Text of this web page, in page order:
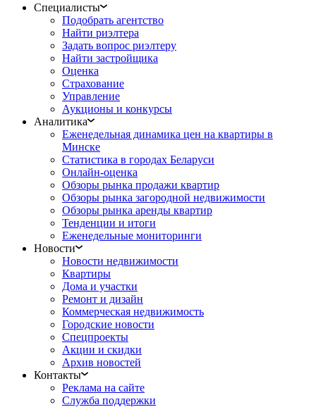
Специалисты
Подобрать агентство
Найти риэлтера
Задать вопрос риэлтеру
Найти застройщика
Оценка
Страхование
Управление
Аукционы и конкурсы
Аналитика
Еженедельная динамика цен на квартиры в
Минске
Статистика в городах Беларуси
Онлайн-оценка
Обзоры рынка продажи квартир
Обзоры рынка загородной недвижимости
Обзоры рынка аренды квартир
Тенденции и итоги
Еженедельные мониторинги
Новости
Новости недвижимости
Квартиры
Дома и участки
Ремонт и дизайн
Коммерческая недвижимость
Городские новости
Спецпроекты
Акции и скидки
Архив новостей
Контакты
Реклама на сайте
Служба поддержки